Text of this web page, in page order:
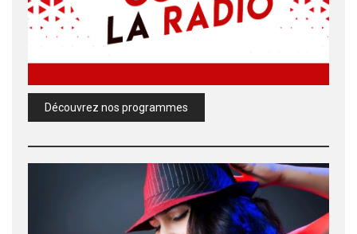
Découvrez nos programmes